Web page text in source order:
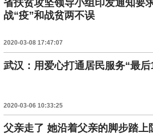
省扶贫攻坚领导小组印发通知要
战“疫”和战贫两不误
2020-03-08 17:47:07
武汉：用爱心打通居民服务“最后
2020-03-06 10:33:25
父亲走了 她沿着父亲的脚步踏上